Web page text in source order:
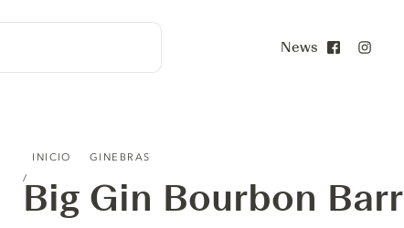
News
INICIO GINEBRAS
Big Gin Bourbon